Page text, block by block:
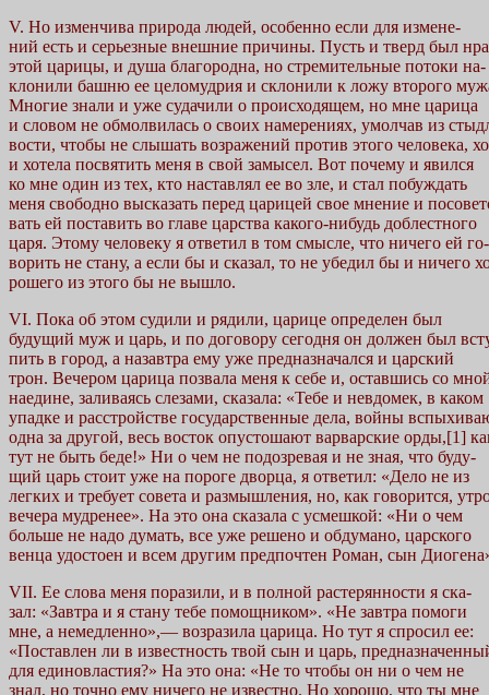
V. Но изменчива природа людей, особенно если для измене-
ний есть и серьезные внешние причины. Пусть и тверд был
этой царицы, и душа благородна, но стремительные потоки на-
клонили башню ее целомудрия и склонили к ложу второго
Многие знали и уже судачили о происходящем, но мне царица
и словом не обмолвилась о своих намерениях, умолчав из
вости, чтобы не слышать возражений против этого человека,
и хотела посвятить меня в свой замысел. Вот почему и явился
ко мне один из тех, кто наставлял ее во зле, и стал побуждать
меня свободно высказать перед царицей свое мнение и
вать ей поставить во главе царства какого-нибудь доблестного
царя. Этому человеку я ответил в том смысле, что ничего ей го-
ворить не стану, а если бы и сказал, то не убедил бы и ничего
рошего из этого бы не вышло.
VI. Пока об этом судили и рядили, царице определен был
будущий муж и царь, и по договору сегодня он должен был
пить в город, а назавтра ему уже предназначался и царский
трон. Вечером царица позвала меня к себе и, оставшись со
наедине, заливаясь слезами, сказала: «Тебе и невдомек, в каком
упадке и расстройстве государственные дела, войны
одна за другой, весь восток опустошают варварские орды,[1]
тут не быть беде!» Ни о чем не подозревая и не зная, что буду-
щий царь стоит уже на пороге дворца, я ответил: «Дело не из
легких и требует совета и размышления, но, как говорится,
вечера мудренее». На это она сказала с усмешкой: «Ни о чем
больше не надо думать, все уже решено и обдумано, царского
венца удостоен и всем другим предпочтен Роман, сын
VII. Ее слова меня поразили, и в полной растерянности я ска-
зал: «Завтра и я стану тебе помощником». «Не завтра помоги
мне, а немедленно»,— возразила царица. Но тут я спросил ее:
«Поставлен ли в известность твой сын и царь,
для единовластия?» На это она: «Не то чтобы он ни о чем не
знал, но точно ему ничего не известно. Но хорошо, что ты мне